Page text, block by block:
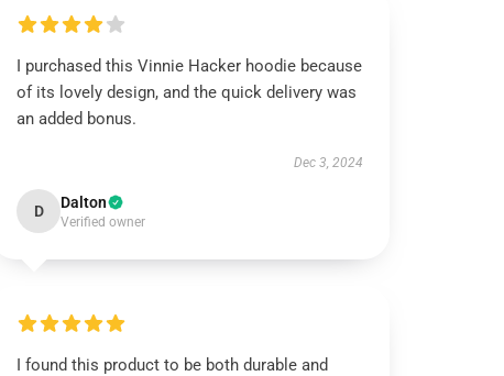
I purchased this Vinnie Hacker hoodie because
of its lovely design, and the quick delivery was
an added bonus.
Dec 3, 2024
D Dalton
Verified owner
I found this product to be both durable and